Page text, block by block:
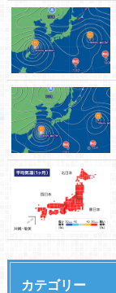
カテゴリー